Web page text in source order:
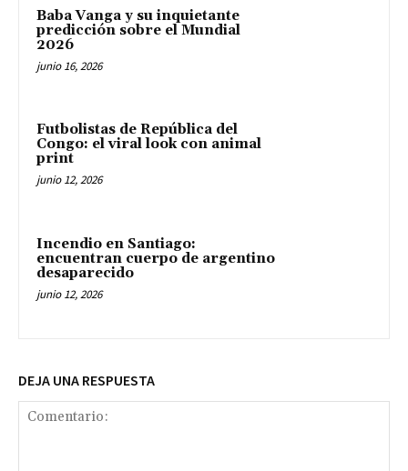
Baba Vanga y su inquietante
predicción sobre el Mundial
2026
junio 16, 2026
Futbolistas de República del
Congo: el viral look con animal
print
junio 12, 2026
Incendio en Santiago:
encuentran cuerpo de argentino
desaparecido
junio 12, 2026
DEJA UNA RESPUESTA